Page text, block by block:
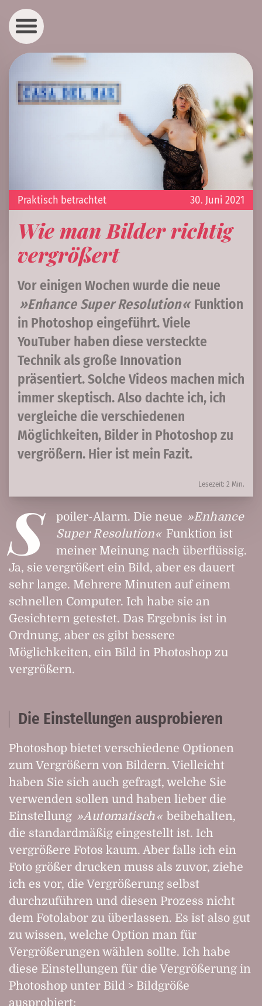
30. Juni 2021
Praktisch betrachtet
Wie man Bilder richtig
vergrößert
Vor einigen Wochen wurde die neue
Enhance Super Resolution
Funktion
in Photoshop eingeführt. Viele
YouTuber haben diese versteckte
Technik als große Innovation
präsentiert. Solche Videos machen mich
immer skeptisch. Also dachte ich, ich
vergleiche die verschiedenen
Möglichkeiten, Bilder in Photoshop zu
vergrößern. Hier ist mein Fazit.
Lesezeit: 2 Min.
S poiler-Alarm. Die neue
Enhance
Super Resolution
Funktion ist
meiner Meinung nach überflüssig.
Ja, sie vergrößert ein Bild, aber es dauert
sehr lange. Mehrere Minuten auf einem
schnellen Computer. Ich habe sie an
Gesichtern getestet. Das Ergebnis ist in
Ordnung, aber es gibt bessere
Möglichkeiten, ein Bild in Photoshop zu
vergrößern.
Die Einstellungen ausprobieren
Photoshop bietet verschiedene Optionen
zum Vergrößern von Bildern. Vielleicht
haben Sie sich auch gefragt, welche Sie
verwenden sollen und haben lieber die
Einstellung
Automatisch
beibehalten,
die standardmäßig eingestellt ist. Ich
vergrößere Fotos kaum. Aber falls ich ein
Foto größer drucken muss als zuvor, ziehe
ich es vor, die Vergrößerung selbst
durchzuführen und diesen Prozess nicht
dem Fotolabor zu überlassen. Es ist also gut
zu wissen, welche Option man für
Vergrößerungen wählen sollte. Ich habe
diese Einstellungen für die Vergrößerung in
Photoshop unter Bild > Bildgröße
ausprobiert: